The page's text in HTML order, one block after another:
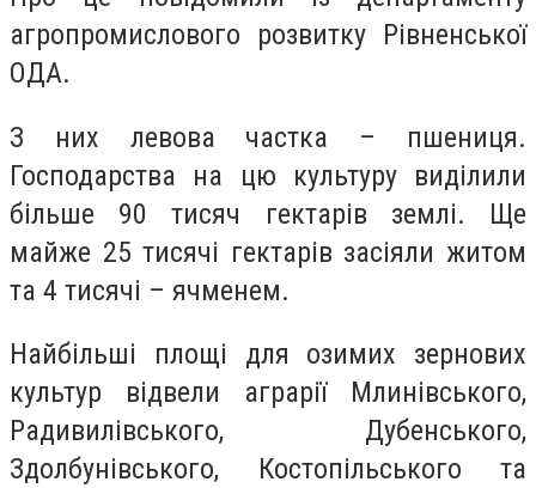
агропромислового розвитку Рівненської
ОДА.
З них левова частка – пшениця.
Господарства на цю культуру виділили
більше 90 тисяч гектарів землі. Ще
майже 25 тисячі гектарів засіяли житом
та 4 тисячі – ячменем.
Найбільші площі для озимих зернових
культур відвели аграрії Млинівського,
Радивилівського, Дубенського,
Здолбунівського, Костопільського та